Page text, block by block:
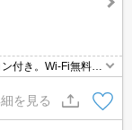
付き。Wi-Fi無料。
を見る